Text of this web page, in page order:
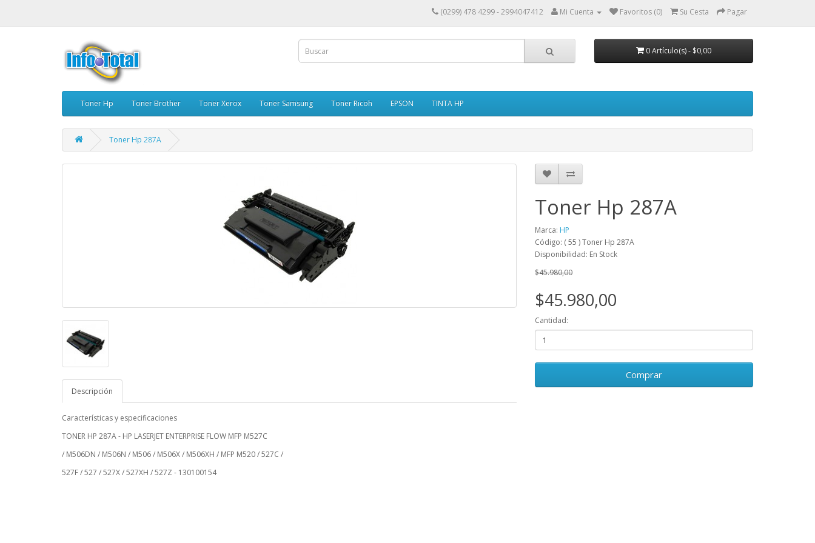
(0299) 478 4299 - 2994047412 Mi Cuenta Favoritos (0) Su Cesta Pagar
0 Artículo(s) - $0,00
Toner Hp Toner Brother Toner Xerox Toner Samsung Toner Ricoh EPSON TINTA HP
Toner Hp 287A
Descripción
Características y especificaciones
TONER HP 287A - HP LASERJET ENTERPRISE FLOW MFP M527C
/ M506DN / M506N / M506 / M506X / M506XH / MFP M520 / 527C /
527F / 527 / 527X / 527XH / 527Z - 130100154
Toner Hp 287A
Marca: HP
Código: ( 55 ) Toner Hp 287A
Disponibilidad: En Stock
$45.980,00
$45.980,00
Cantidad:
Comprar